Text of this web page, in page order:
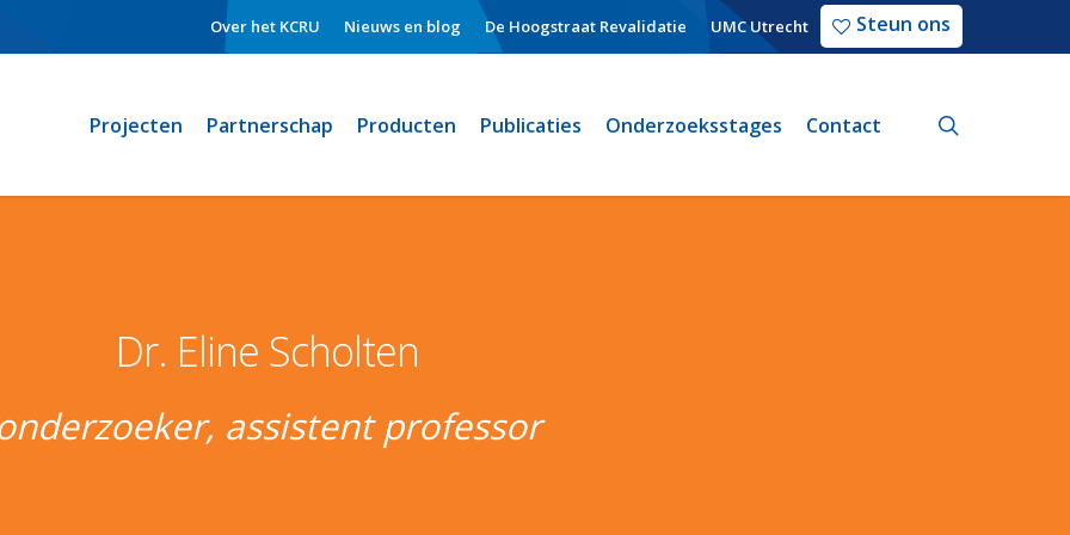
Over het KCRU Nieuws en blog De Hoogstraat Revalidatie UMC Utrecht Steun ons
Projecten Partnerschap Producten Publicaties Onderzoeksstages Contact
Dr. Eline Scholten
assistent professor